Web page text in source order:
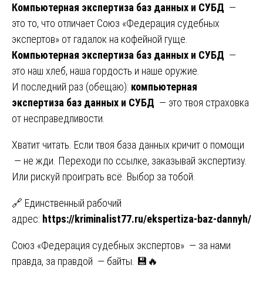
Компьютерная экспертиза баз данных и СУБД —
это то, что отличает Союз «Федерация судебных
экспертов» от гадалок на кофейной гуще.
Компьютерная экспертиза баз данных и СУБД —
это наш хлеб, наша гордость и наше оружие.
И последний раз (обещаю): компьютерная
экспертиза баз данных и СУБД — это твоя страховка
от несправедливости.
Хватит читать. Если твоя база данных кричит о помощи
— не жди. Переходи по ссылке, заказывай экспертизу.
Или рискуй проиграть всё. Выбор за тобой.
🔗 Единственный рабочий
адрес: https://kriminalist77.ru/ekspertiza-baz-dannyh/
Союз «Федерация судебных экспертов» — за нами
правда, за правдой — байты. 💾🔥